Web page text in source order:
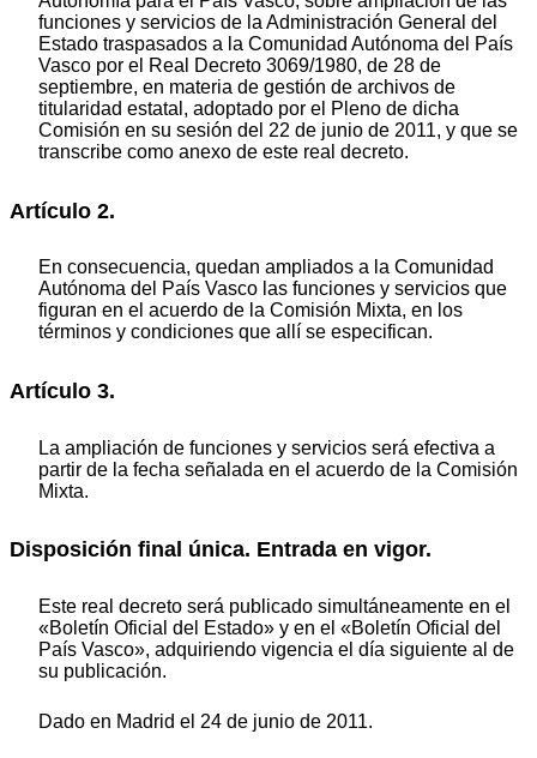
funciones y servicios de la Administración General del
Estado traspasados a la Comunidad Autónoma del País
Vasco por el Real Decreto 3069/1980, de 28 de
septiembre, en materia de gestión de archivos de
titularidad estatal, adoptado por el Pleno de dicha
Comisión en su sesión del 22 de junio de 2011, y que se
transcribe como anexo de este real decreto.
Artículo 2.
En consecuencia, quedan ampliados a la Comunidad
Autónoma del País Vasco las funciones y servicios que
figuran en el acuerdo de la Comisión Mixta, en los
términos y condiciones que allí se especifican.
Artículo 3.
La ampliación de funciones y servicios será efectiva a
partir de la fecha señalada en el acuerdo de la Comisión
Mixta.
Disposición final única. Entrada en vigor.
Este real decreto será publicado simultáneamente en el
«Boletín Oficial del Estado» y en el «Boletín Oficial del
País Vasco», adquiriendo vigencia el día siguiente al de
su publicación.
Dado en Madrid el 24 de junio de 2011.